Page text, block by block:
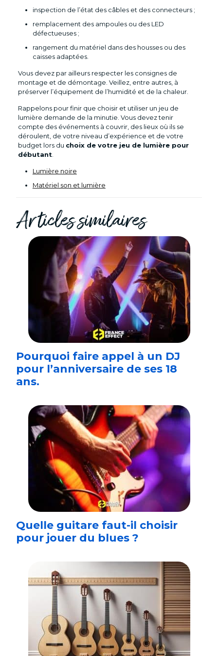
inspection de l’état des câbles et des connecteurs ;
remplacement des ampoules ou des LED
défectueuses ;
rangement du matériel dans des housses ou des
caisses adaptées.
Vous devez par ailleurs respecter les consignes de
montage et de démontage. Veillez, entre autres, à
préserver l’équipement de l’humidité et de la chaleur.
Rappelons pour finir que choisir et utiliser un jeu de
lumière demande de la minutie. Vous devez tenir
compte des événements à couvrir, des lieux où ils se
déroulent, de votre niveau d’expérience et de votre
budget lors du choix de votre jeu de lumière pour
débutant.
Lumière noire
Matériel son et lumière
Articles similaires
Pourquoi faire appel à un DJ
pour l’anniversaire de ses 18
ans.
Quelle guitare faut-il choisir
pour jouer du blues ?